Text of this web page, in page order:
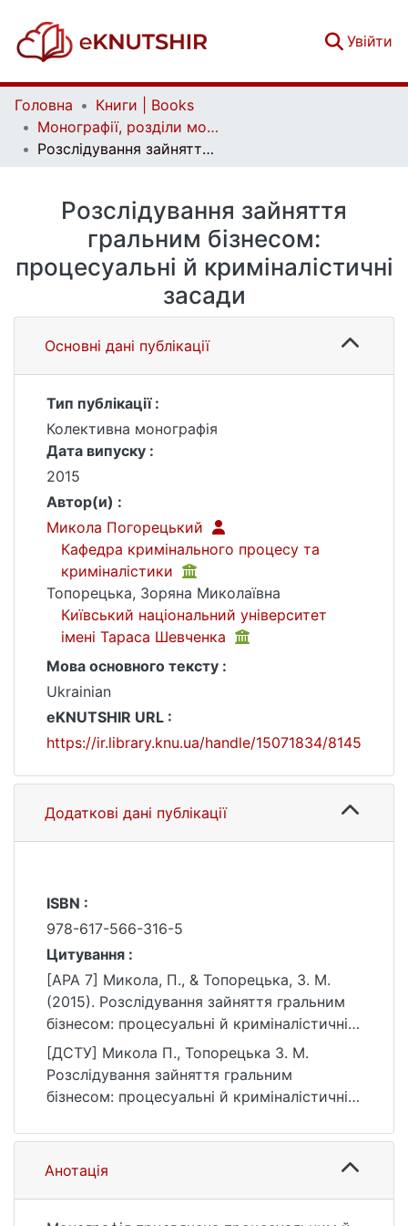
Увійти
Головна
Книги | Books
Монографії, розділи монографій | Monographs, chapters of monographs
Розслідування зайняття гральним бізнесом: процесуальні й криміналістичні засади
Розслідування зайняття
гральним бізнесом:
процесуальні й криміналістичні
засади
Основні дані публікації
Тип публікації :
Колективна монографія
Дата випуску :
2015
Автор(и) :
Микола Погорецький
Кафедра кримінального процесу та
криміналістики
Топорецька, Зоряна Миколаївна
Київський національний університет
імені Тараса Шевченка
Мова основного тексту :
Ukrainian
eKNUTSHIR URL :
https://ir.library.knu.ua/handle/15071834/8145
Додаткові дані публікації
ISBN :
978-617-566-316-5
Цитування :
[APA 7] Микола, П., & Топорецька, З. М.
(2015). Розслідування зайняття гральним
бізнесом: процесуальні й криміналістичні
засади. Видавництво «Алерта».
https://ir.library.knu.ua/handle/15071834/8145
[ДСТУ] Микола П., Топорецька З. М.
Розслідування зайняття гральним
бізнесом: процесуальні й криміналістичні
250 с. URL:
https://ir.library.knu.ua/handle/15071834/8145
(дата звернення: 26.07.2026).
Анотація